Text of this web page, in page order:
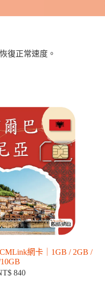
復正常速度。
網卡｜1GB / 2GB /
840價